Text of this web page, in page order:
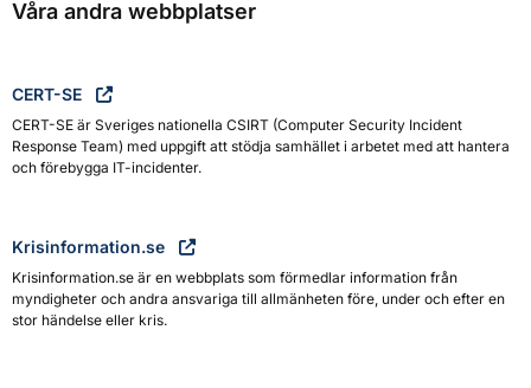
Våra andra webbplatser
CERT-SE
CERT-SE är Sveriges nationella CSIRT (Computer Security Incident
Response Team) med uppgift att stödja samhället i arbetet med att hantera
och förebygga IT-incidenter.
Krisinformation.se
Krisinformation.se är en webbplats som förmedlar information från
myndigheter och andra ansvariga till allmänheten före, under och efter en
stor händelse eller kris.